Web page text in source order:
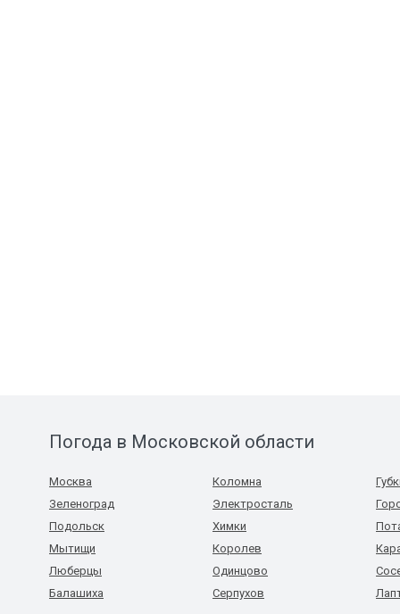
Погода в Московской области
Москва
Зеленоград
Подольск
Мытищи
Люберцы
Балашиха
Коломна
Электросталь
Химки
Королев
Одинцово
Серпухов